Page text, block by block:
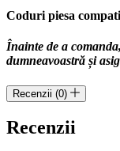
Coduri piesa
Înainte de a
dumneavoastră și
Recenzii (0)
Recenzii